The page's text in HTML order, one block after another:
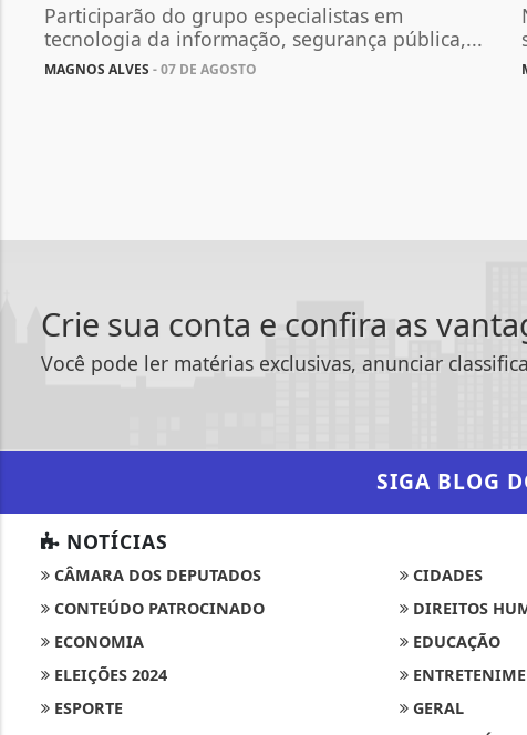
Participarão do grupo especialistas em
tecnologia da informação, segurança pública,...
MAGNOS ALVES - 07 DE AGOSTO
Crie sua conta e confira as
Você pode ler matérias exclusivas, anunciar
SIGA BLOG
NOTÍCIAS
CÂMARA DOS DEPUTADOS
CIDADES
CONTEÚDO PATROCINADO
DIREITOS
ECONOMIA
EDUCAÇÃO
ELEIÇÕES 2024
ESPORTE
GERAL